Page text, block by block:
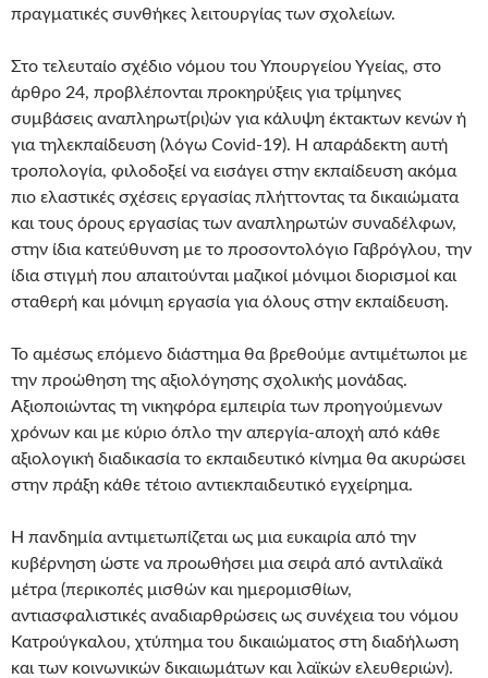
πραγματικές συνθήκες λειτουργίας των σχολείων.
Στο τελευταίο σχέδιο νόμου του Υπουργείου Υγείας, στο
άρθρο 24, προβλέπονται προκηρύξεις για τρίμηνες
συμβάσεις αναπληρωτ(ρι)ών για κάλυψη έκτακτων κενών ή
για τηλεκπαίδευση (λόγω Covid-19). Η απαράδεκτη αυτή
τροπολογία, φιλοδοξεί να εισάγει στην εκπαίδευση ακόμα
πιο ελαστικές σχέσεις εργασίας πλήττοντας τα δικαιώματα
και τους όρους εργασίας των αναπληρωτών συναδέλφων,
στην ίδια κατεύθυνση με το προσοντολόγιο Γαβρόγλου, την
ίδια στιγμή που απαιτούνται μαζικοί μόνιμοι διορισμοί και
σταθερή και μόνιμη εργασία για όλους στην εκπαίδευση.
Το αμέσως επόμενο διάστημα θα βρεθούμε αντιμέτωποι με
την προώθηση της αξιολόγησης σχολικής μονάδας.
Αξιοποιώντας τη νικηφόρα εμπειρία των προηγούμενων
χρόνων και με κύριο όπλο την απεργία-αποχή από κάθε
αξιολογική διαδικασία το εκπαιδευτικό κίνημα θα ακυρώσει
στην πράξη κάθε τέτοιο αντιεκπαιδευτικό εγχείρημα.
Η πανδημία αντιμετωπίζεται ως μια ευκαιρία από την
κυβέρνηση ώστε να προωθήσει μια σειρά από αντιλαϊκά
μέτρα (περικοπές μισθών και ημερομισθίων,
αντιασφαλιστικές αναδιαρθρώσεις ως συνέχεια του νόμου
Κατρούγκαλου, χτύπημα του δικαιώματος στη διαδήλωση
και των κοινωνικών δικαιωμάτων και λαϊκών ελευθεριών).